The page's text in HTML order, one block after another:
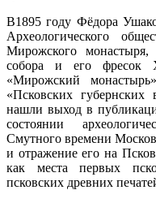
В1895 году Фёдора
Археологического
Мирожского монастыря,
собора и его фресок
«Мирожский
«Псковских губернских
нашли выход в
состоянии
Смутного времени
и отражение его на
как места первых
псковских древних